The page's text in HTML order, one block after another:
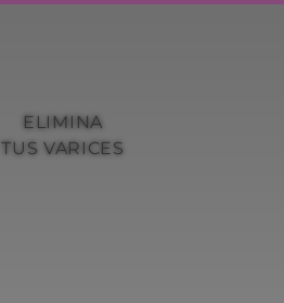
ELIMINA
TUS VARICES